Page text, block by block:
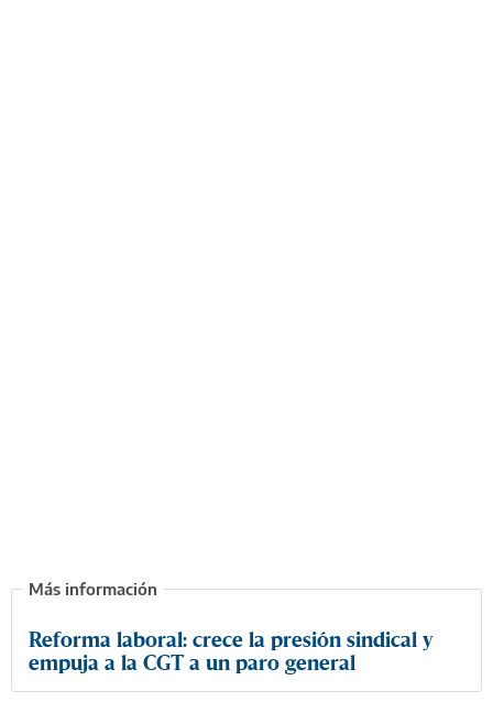
Reforma laboral: crece la presión sindical y
empuja a la CGT a un paro general